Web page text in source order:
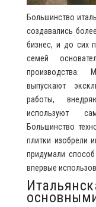
Большинство
создавались
бизнес, и до сих
семей
производства.
выпускают
работы,
используют
Большинство
плитки изобрели
придумали
впервые